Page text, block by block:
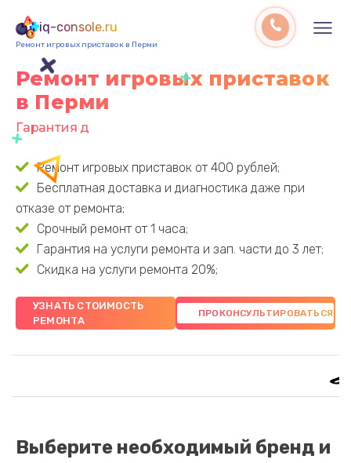
iq-console.ru
Ремонт игровых приставок в Перми
Ремонт игровых приставок
в Перми
Гарантия до 3 лет
Ремонт игровых приставок от 400 рублей;
Бесплатная доставка и диагностика даже при
отказе от ремонта;
Срочный ремонт от 1 часа;
Гарантия на услуги ремонта и зап. части до 3 лет;
Скидка на услуги ремонта 20%;
УЗНАТЬ СТОИМОСТЬ
РЕМОНТА
Выберите необходимый бренд и